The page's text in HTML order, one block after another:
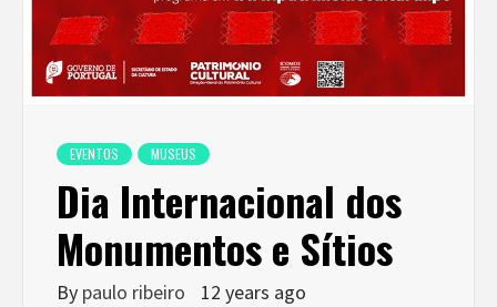
EVENTOS MUSEUS
Dia Internacional dos
Monumentos e Sítios
By paulo ribeiro 12 years ago